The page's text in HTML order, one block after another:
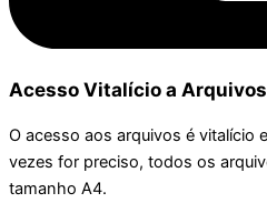
Acesso Vitalício a Arquivos
O acesso aos arquivos é vitalício
vezes for preciso, todos os
tamanho A4.